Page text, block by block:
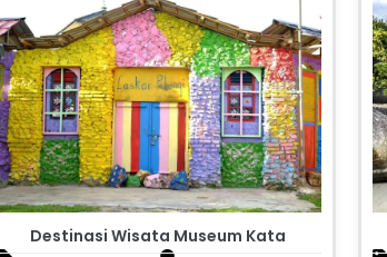
Destinasi Wisata Museum Kata